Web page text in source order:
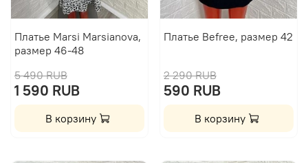
Платье Marsi Marsianova,
размер 46-48
5 490 RUB
1 590 RUB
В корзину
Платье Befree, размер 42
2 290 RUB
590 RUB
В корзину